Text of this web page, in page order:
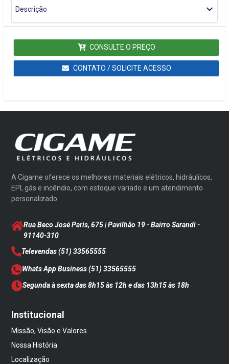
Descrição
CONSULTE O PREÇO
CONTATO / SOLICITE ACESSO
A Cigame oferece os melhores materiais elétricos, hidráulicos,
EPI, gás e incêndio, com estoque variado e um atendimento
personalizado.
Rua Beco José Paris, 675 | Pavilhão 19 - Bairro Sarandi-
91140-310
Televendas(51) 33565555
Whats App Business(51) 33565555
Segunda à sexta das 8h15 às 12h e das 13h15 às 18h
Institucional
Missão, Visão e Valores
Nossa História
Localização